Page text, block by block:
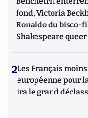
fond, Victoria
Ronaldo du bisco-
Shakespeare queer
2Les Français
européenne pour
ira le grand